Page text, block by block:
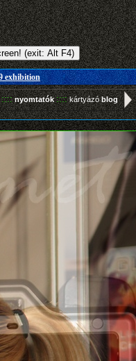
exhibition
:::: nyomtatók:::: kártyázóblog